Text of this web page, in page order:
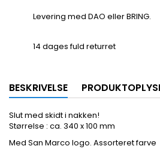
Levering med DAO eller BRING.
14 dages fuld returret
BESKRIVELSE
Slut med skidt i nakken!
Størrelse : ca. 340 x 100 mm
Med San Marco logo. Assorteret farve